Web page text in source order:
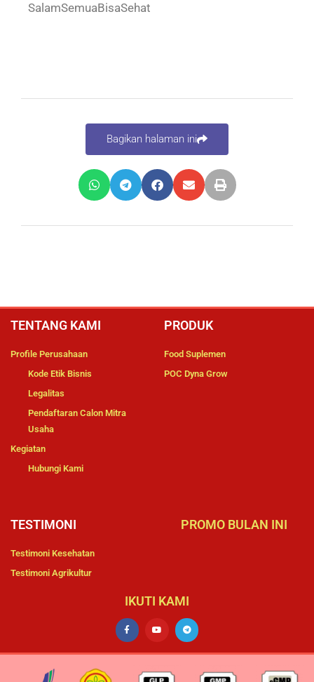
SalamSemuaBisaSehat
Bagikan halaman ini
TENTANG KAMI
Profile Perusahaan
Kode Etik Bisnis
Legalitas
Pendaftaran Calon Mitra
Usaha
Kegiatan
Hubungi Kami
PRODUK
Food Suplemen
POC Dyna Grow
TESTIMONI
Testimoni Kesehatan
Testimoni Agrikultur
PROMO BULAN INI
IKUTI KAMI